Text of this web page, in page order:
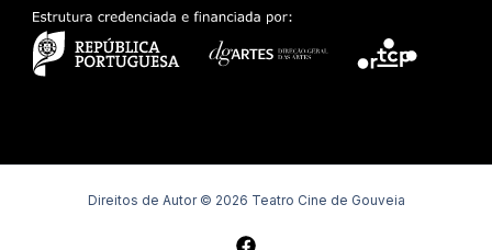
Direitos de Autor © 2026 Teatro Cine de Gouveia